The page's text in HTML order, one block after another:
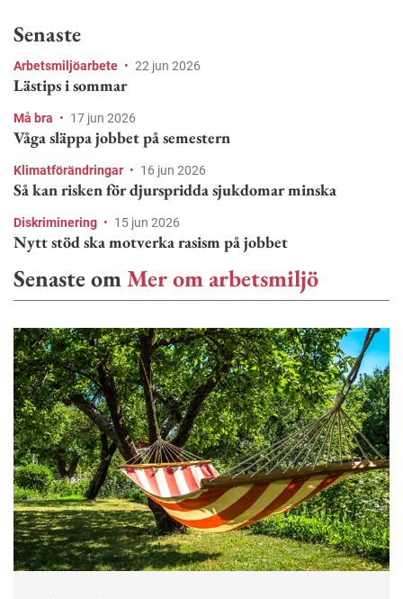
Senaste
Arbetsmiljöarbete • 22 jun 2026
Lästips i sommar
Må bra • 17 jun 2026
Våga släppa jobbet på semestern
Klimatförändringar • 16 jun 2026
Så kan risken för djurspridda sjukdomar minska
Diskriminering • 15 jun 2026
Nytt stöd ska motverka rasism på jobbet
Senaste omMer om arbetsmiljö